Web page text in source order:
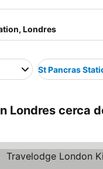
St Pancras
Londres cerca